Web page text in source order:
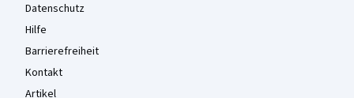
Datenschutz
Hilfe
Barrierefreiheit
Kontakt
Artikel